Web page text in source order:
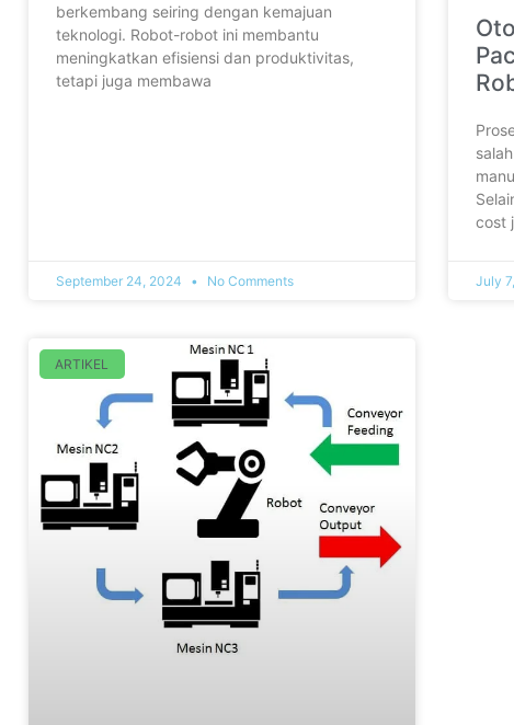
berkembang seiring dengan kemajuan
teknologi. Robot-robot ini membantu
meningkatkan efisiensi dan produktivitas,
tetapi juga membawa
September 24, 2024 No Comments
cost
July
ARTIKEL